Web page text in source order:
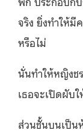
จริง ยิ่งทำให้มี
หรือไม่
นั่นทำให้หญิงช
เธอจะเปิดผับ
ส่วนชั้นบนเป็น